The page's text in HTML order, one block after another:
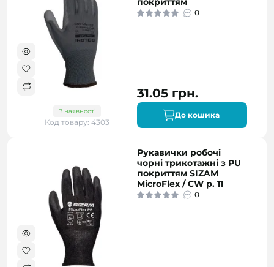
В наявності
Код товару: 4303
0
31.05 грн.
До кошика
Рукавички робочі
чорні трикотажні з PU
покриттям SIZAM
MicroFlex / CW р. 11
0